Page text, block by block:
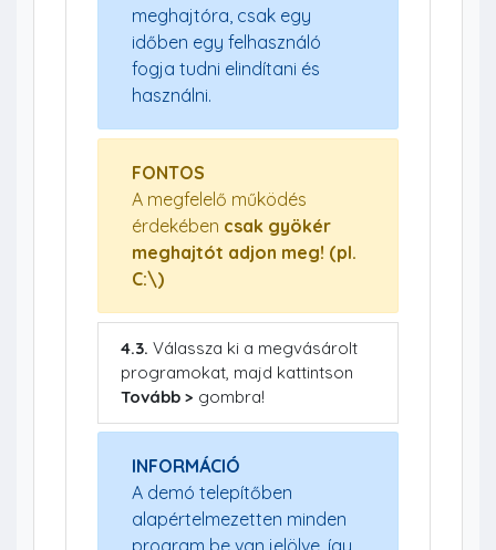
meghajtóra, csak egy
időben egy felhasználó
fogja tudni elindítani és
használni.
FONTOS
A megfelelő működés
érdekében csak gyökér
meghajtót adjon meg! (pl.
C:\)
4.3. Válassza ki a megvásárolt
programokat, majd kattintson
Tovább > gombra!
INFORMÁCIÓ
A demó telepítőben
alapértelmezetten minden